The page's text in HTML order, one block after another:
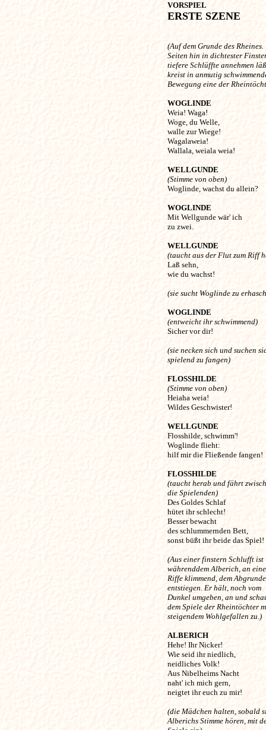
VORSPIEL
ERSTE SZENE
(Auf dem Grunde des Rheines.
Seiten hin in dichtester
tiefere Schlüffte annehmen
kreist in anmutig
Bewegung eine der
WOGLINDE
Weia! Waga!
Woge, du Welle,
walle zur Wiege!
Wagalaweia!
Wallala, weiala weia!
WELLGUNDE
(Stimme von oben)
Woglinde, wachst du allein?
WOGLINDE
Mit Wellgunde wär' ich
zu zwei.
WELLGUNDE
(taucht aus der Flut zum Riff
Laß sehn,
wie du wachst!
(sie sucht Woglinde zu
WOGLINDE
(entweicht ihr schwimmend)
Sicher vor dir!
(sie necken sich und suchen
spielend zu fangen)
FLOSSHILDE
(Stimme von oben)
Heiaha weia!
Wildes Geschwister!
WELLGUNDE
Flosshilde, schwimm'!
Woglinde flieht:
hilf mir die Fließende fangen!
FLOSSHILDE
(taucht herab und fährt
die Spielenden)
Des Goldes Schlaf
hütet ihr schlecht!
Besser bewacht
des schlummernden Bett,
sonst büßt ihr beide das Spiel!
(Aus einer finstern Schlufft ist
währenddem Alberich, an
Riffe klimmend, dem Abgrunde
entstiegen. Er hält, noch vom
Dunkel umgeben, an und
dem Spiele der Rheintöchter
steigendem Wohlgefallen zu.)
ALBERICH
Hehe! Ihr Nicker!
Wie seid ihr niedlich,
neidliches Volk!
Aus Nibelheims Nacht
naht' ich mich gern,
neigtet ihr euch zu mir!
(die Mädchen halten, sobald
Alberichs Stimme hören, mit